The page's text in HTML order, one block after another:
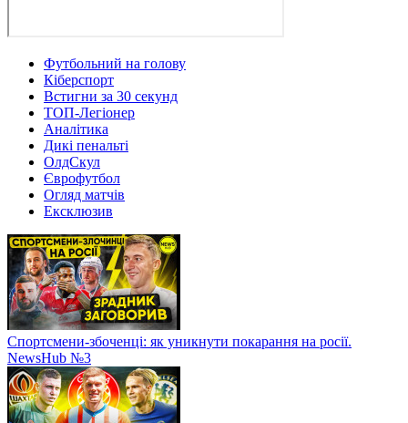
Футбольний на голову
Кіберспорт
Встигни за 30 секунд
ТОП-Легіонер
Аналітика
Дикі пенальті
ОлдСкул
Єврофутбол
Огляд матчів
Ексклюзив
Спортсмени-збоченці: як уникнути покарання на росії.
NewsHub №3